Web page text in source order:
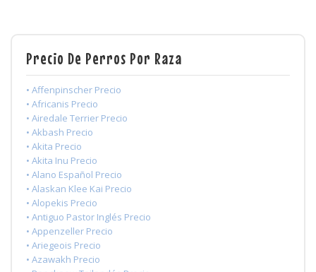
Precio De Perros Por Raza
• Affenpinscher Precio
• Africanis Precio
• Airedale Terrier Precio
• Akbash Precio
• Akita Precio
• Akita Inu Precio
• Alano Español Precio
• Alaskan Klee Kai Precio
• Alopekis Precio
• Antiguo Pastor Inglés Precio
• Appenzeller Precio
• Ariegeois Precio
• Azawakh Precio